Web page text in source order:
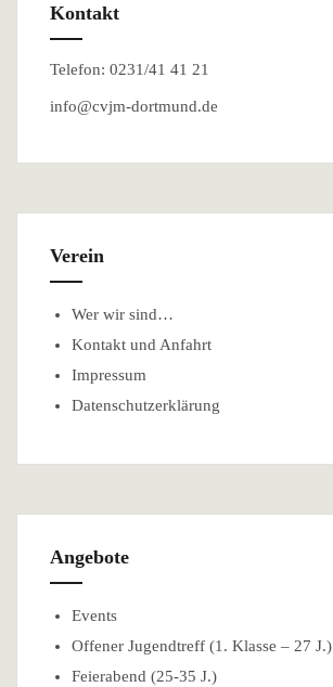
Kontakt
Telefon: 0231/41 41 21
info@cvjm-dortmund.de
Verein
Wer wir sind…
Kontakt und Anfahrt
Impressum
Datenschutzerklärung
Angebote
Events
Offener Jugendtreff (1. Klasse – 27 J.)
Feierabend (25-35 J.)